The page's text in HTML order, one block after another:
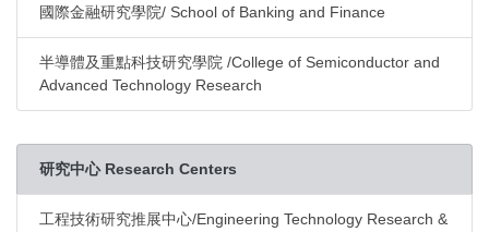
國際金融研究學院/ School of Banking and Finance
半導體及重點科技研究學院 /College of Semiconductor and
Advanced Technology Research
研究中心 Research Centers
工程技術研究推展中心/Engineering Technology Research &